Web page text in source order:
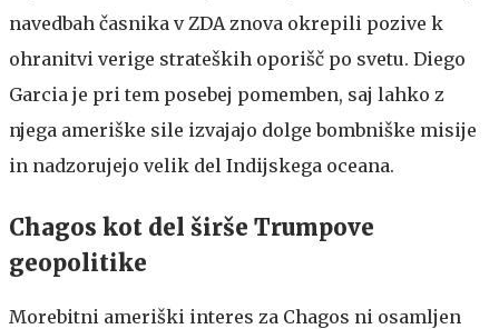
navedbah časnika v ZDA znova okrepili pozive k
ohranitvi verige strateških oporišč po svetu. Diego
Garcia je pri tem posebej pomemben, saj lahko z
njega ameriške sile izvajajo dolge bombniške misije
in nadzorujejo velik del Indijskega oceana.
Chagos kot del širše Trumpove
geopolitike
Morebitni ameriški interes za Chagos ni osamljen